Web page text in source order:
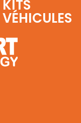
KITS
VÉHICULES